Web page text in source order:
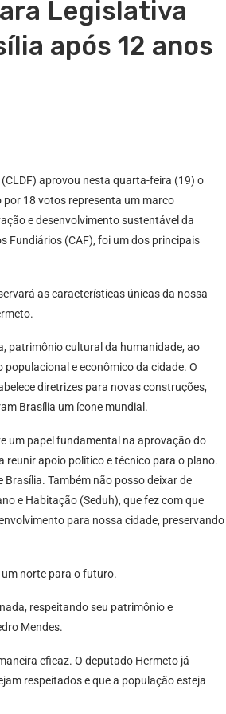
Legislativa
após 12 anos
aprovou nesta quarta-feira (19) o
por 18 votos representa um marco
e desenvolvimento sustentável da
Fundiários (CAF), foi um dos principais
as características únicas da nossa
patrimônio cultural da humanidade, ao
e econômico da cidade. O
diretrizes para novas construções,
Brasília um ícone mundial.
um papel fundamental na aprovação do
reunir apoio político e técnico para o plano.
Brasília. Também não posso deixar de
e Habitação (Seduh), que fez com que
para nossa cidade, preservando
norte para o futuro.
respeitando seu patrimônio e
Mendes.
eficaz. O deputado Hermeto já
respeitados e que a população esteja